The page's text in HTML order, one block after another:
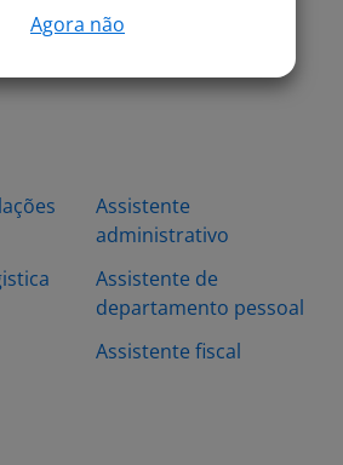
São José dos Pinhais -
Assistente
administrativo
Assistente de
departamento pessoal
Assistente fiscal
Agora não